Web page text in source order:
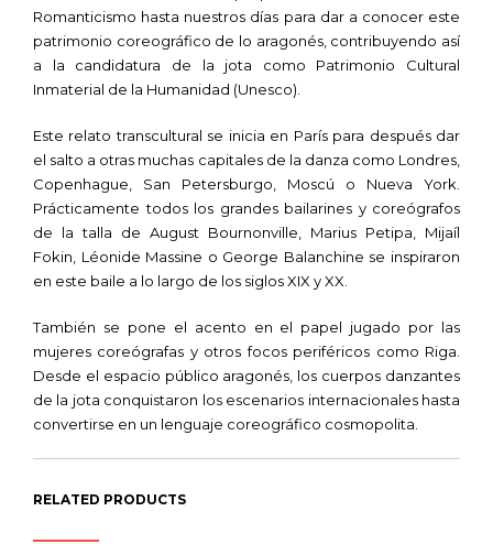
Romanticismo hasta nuestros días para dar a conocer este
patrimonio coreográfico de lo aragonés, contribuyendo así
a la candidatura de la jota como Patrimonio Cultural
Inmaterial de la Humanidad (Unesco).
Este relato transcultural se inicia en París para después dar
el salto a otras muchas capitales de la danza como Londres,
Copenhague, San Petersburgo, Moscú o Nueva York.
Prácticamente todos los grandes bailarines y coreógrafos
de la talla de August Bournonville, Marius Petipa, Mijaíl
Fokin, Léonide Massine o George Balanchine se inspiraron
en este baile a lo largo de los siglos XIX y XX.
También se pone el acento en el papel jugado por las
mujeres coreógrafas y otros focos periféricos como Riga.
Desde el espacio público aragonés, los cuerpos danzantes
de la jota conquistaron los escenarios internacionales hasta
convertirse en un lenguaje coreográfico cosmopolita.
RELATED PRODUCTS